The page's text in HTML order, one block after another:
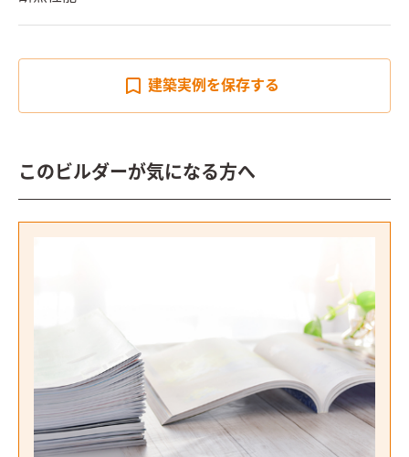
建築実例を保存する
このビルダーが気になる方へ